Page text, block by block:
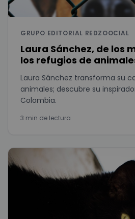
GRUPO EDITORIAL REDZOOCIAL
Laura Sánchez, de los
los refugios de
Laura Sánchez transforma su
animales; descubre su
Colombia.
3 min de lectura